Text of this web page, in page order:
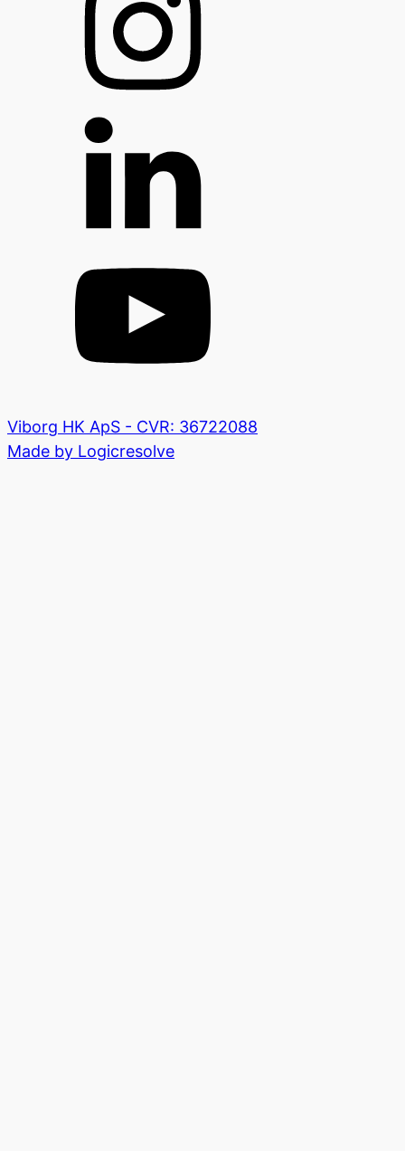
Viborg HK ApS - CVR: 36722088
Made by Logicresolve